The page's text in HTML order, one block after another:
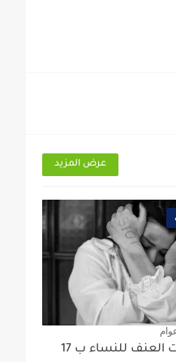
عرض المزيد
استشارات العنف للنساء ب 17